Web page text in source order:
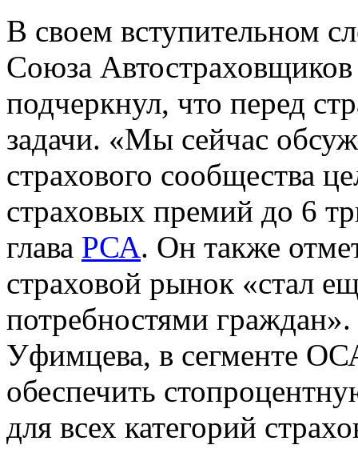
В своем вступительном
Союза
подчеркнул, что перед
задачи. «Мы сейчас
страхового сообщества
страховых премий до 6
глава РСА. Он также
страховой рынок «стал
потребностями
Уфимцева, в сегменте
обеспечить
для всех категорий